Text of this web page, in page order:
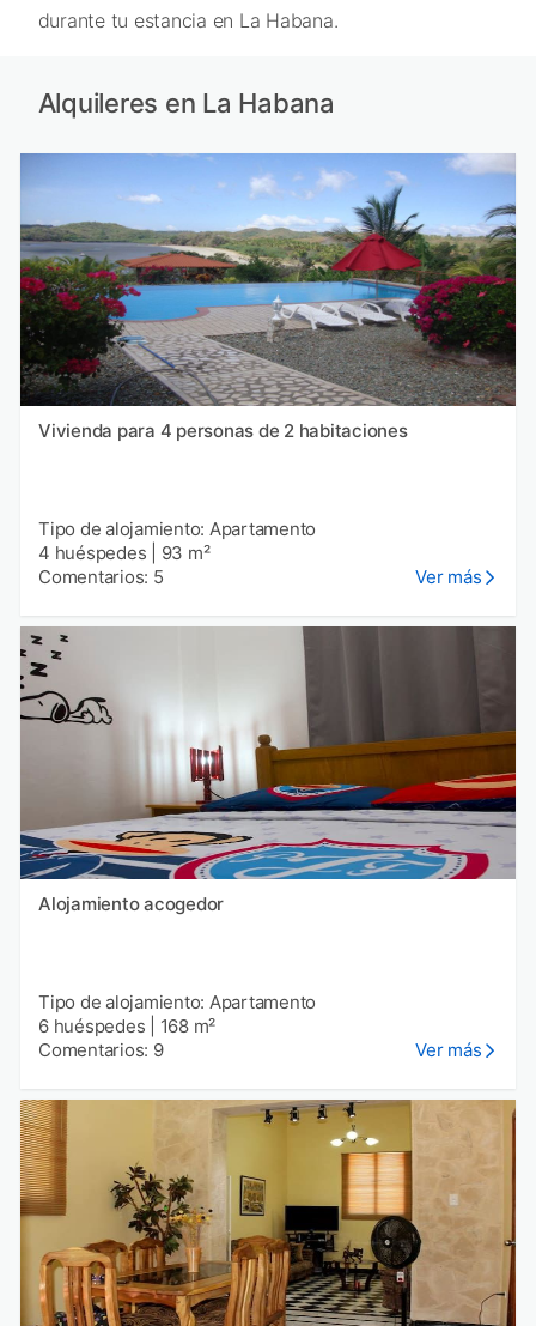
durante tu estancia en La Habana.
Alquileres en La Habana
Vivienda para 4 personas de 2 habitaciones
Tipo de alojamiento: Apartamento
4 huéspedes
93 m²
Comentarios: 5
Ver más
Alojamiento acogedor
Tipo de alojamiento: Apartamento
6 huéspedes
168 m²
Comentarios: 9
Ver más